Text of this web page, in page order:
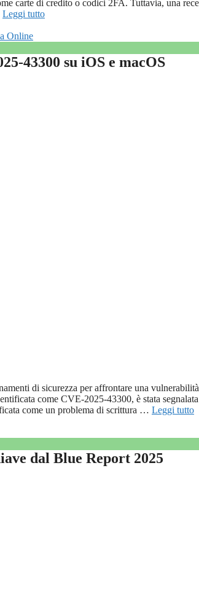
carte di credito o codici 2FA. Tuttavia, una
Leggi tutto
Online
43300 su iOS e macOS
di sicurezza per affrontare una vulnerabilità
come CVE-2025-43300, è stata
come un problema di scrittura … Leggi tutto
dal Blue Report 2025